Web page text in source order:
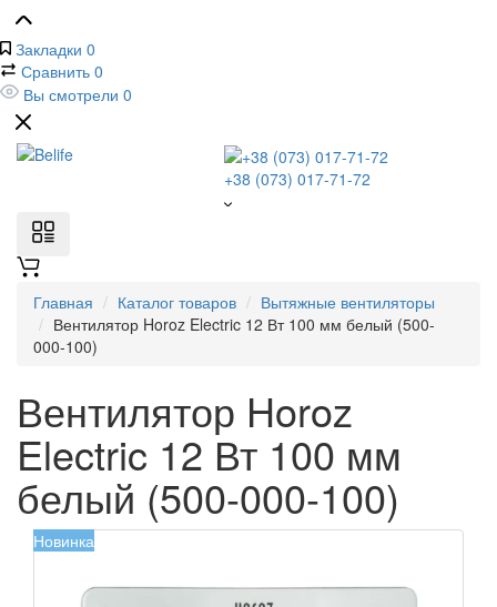
Закладки 0
Сравнить 0
Вы смотрели 0
+38 (073) 017-71-72
Главная Каталог товаров
Вытяжные вентиляторы
Вентилятор Horoz Electric 12 Вт 100 мм белый (500-
000-100)
Вентилятор Horoz
Electric 12 Вт 100 мм
белый (500-000-100)
Новинка